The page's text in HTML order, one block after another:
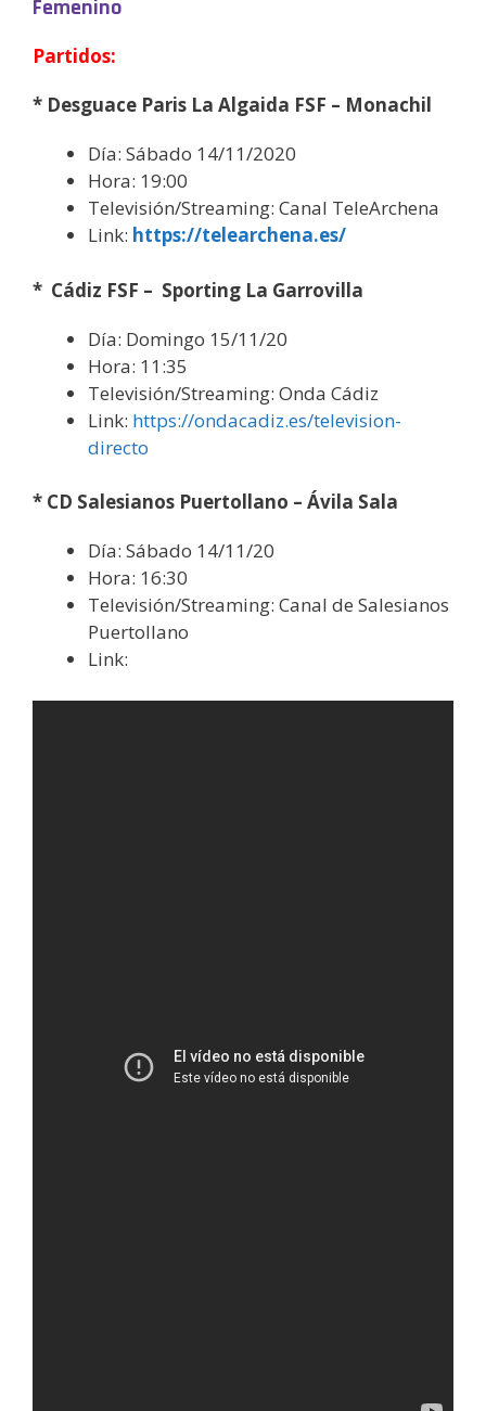
Femenino
Partidos:
* Desguace Paris La Algaida FSF – Monachil
Día: Sábado 14/11/2020
Hora: 19:00
Televisión/Streaming: Canal TeleArchena
Link: https://telearchena.es/
* Cádiz FSF – Sporting La Garrovilla
Día: Domingo 15/11/20
Hora: 11:35
Televisión/Streaming: Onda Cádiz
Link: https://ondacadiz.es/television-
directo
* CD Salesianos Puertollano – Ávila Sala
Día: Sábado 14/11/20
Hora: 16:30
Televisión/Streaming: Canal de Salesianos
Puertollano
Link: